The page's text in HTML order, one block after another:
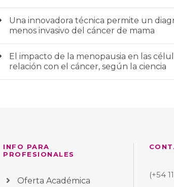
Una innovadora técnica permite un
menos invasivo del cáncer de mama
El impacto de la menopausia en las
relación con el cáncer, según la ciencia
INFO PARA
PROFESIONALES
Oferta Académica
(+54